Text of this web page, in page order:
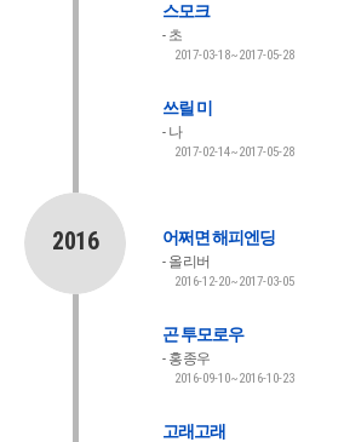
스모크
초
2017-03-18~2017-05-28
쓰릴 미
나
2017-02-14~2017-05-28
2016 어쩌면 해피엔딩
올리버
2016-12-20~2017-03-05
곤 투모로우
홍종우
2016-09-10~2016-10-23
고래고래